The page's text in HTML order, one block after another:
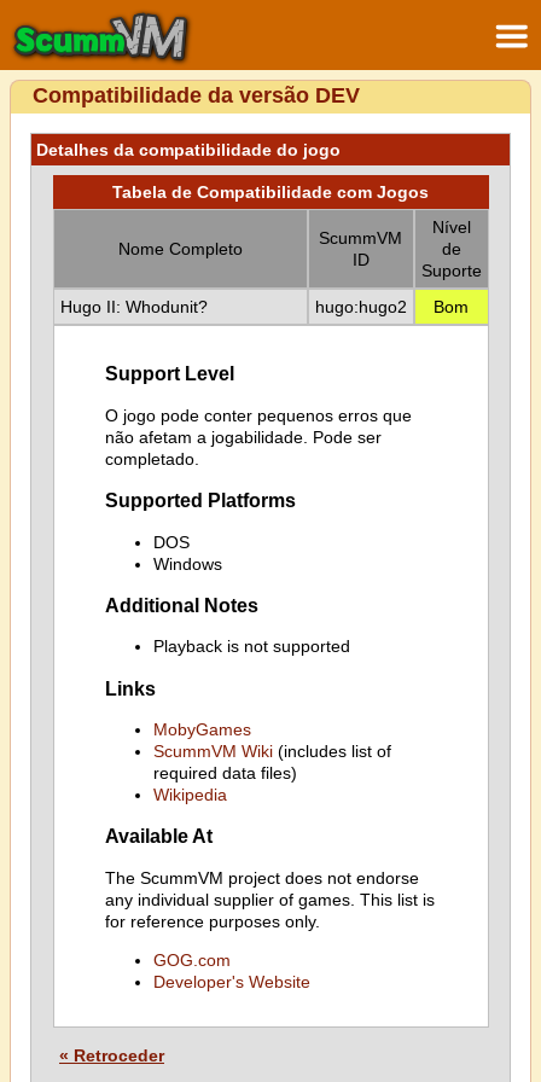
Compatibilidade da versão DEV
Detalhes da compatibilidade do jogo
Tabela de Compatibilidade com Jogos
Nome Completo
ScummVM
ID
Nível
de
Suporte
Hugo II: Whodunit?
hugo:hugo2 Bom
Support Level
O jogo pode conter pequenos erros que
não afetam a jogabilidade. Pode ser
completado.
Supported Platforms
DOS
Windows
Additional Notes
Playback is not supported
Links
MobyGames
ScummVM Wiki(includes list of
required data files)
Wikipedia
Available At
The ScummVM project does not endorse
any individual supplier of games. This list is
for reference purposes only.
GOG.com
Developer's Website
« Retroceder